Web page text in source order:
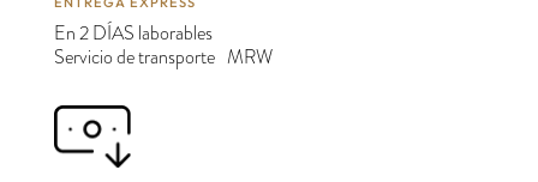
En 2 DÍAS laborables
Servicio de transporte MRW